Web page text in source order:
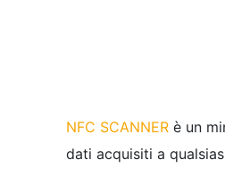
NFC SCANNER è un
dati acquisiti a